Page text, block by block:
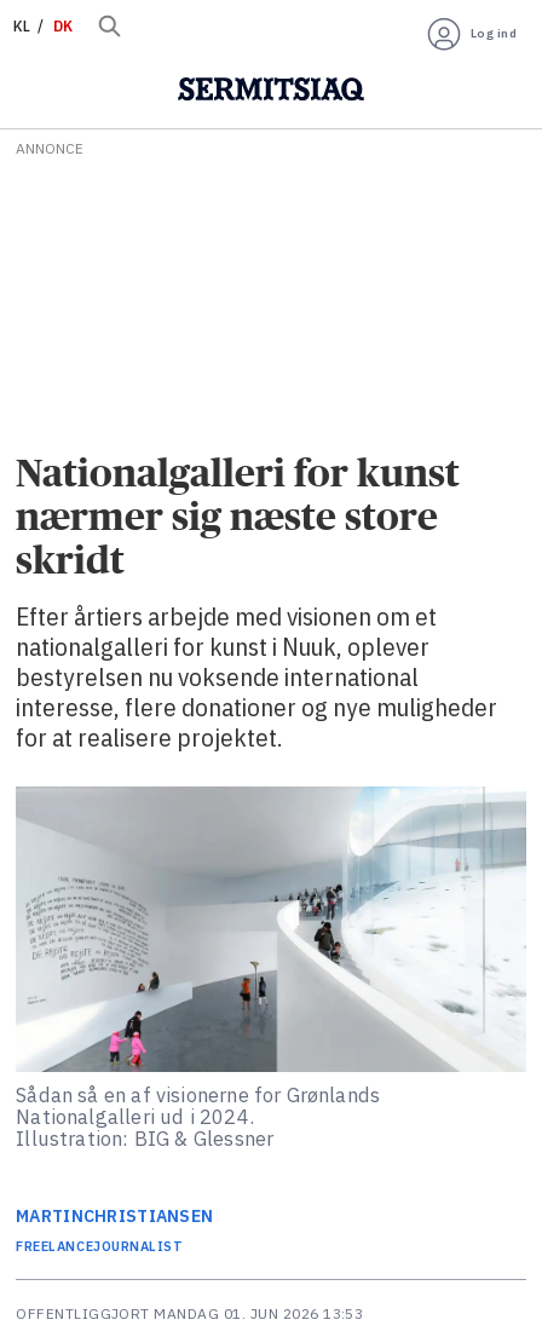
KL DK Log ind
ANNONCE
Nationalgalleri for kunst
nærmer sig næste store
skridt
Efter årtiers arbejde med visionen om et
nationalgalleri for kunst i Nuuk, oplever
bestyrelsen nu voksende international
interesse, flere donationer og nye muligheder
for at realisere projektet.
Sådan så en af visionerne for Grønlands
Nationalgalleri ud i 2024.
Illustration: BIG & Glessner
MARTINCHRISTIANSEN
FREELANCEJOURNALIST
OFFENTLIGGJORT MANDAG 01. JUN 2026 13:53